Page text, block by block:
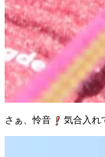
さぁ、怜音 気合入れ